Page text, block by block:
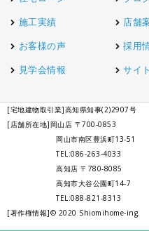
施工実績
お客様の声
見学会情報
店舗
採用
サイ